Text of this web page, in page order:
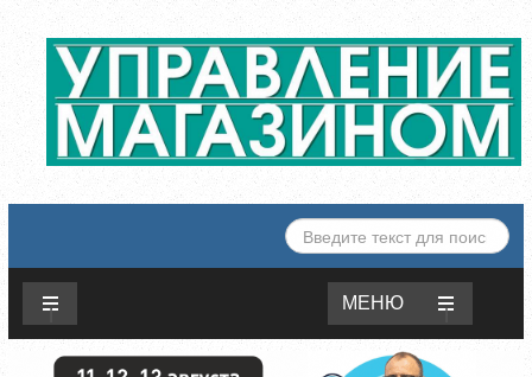
ИСКАТЬ...
МЕНЮ